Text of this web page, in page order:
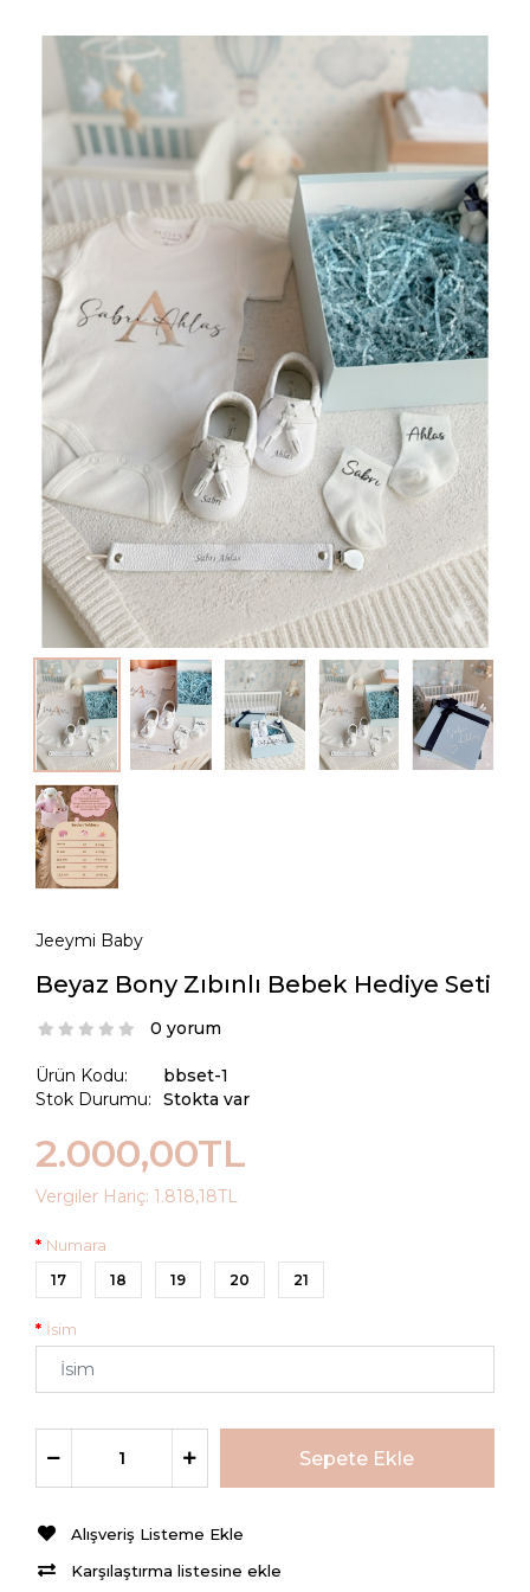
Jeeymi Baby
Beyaz Bony Zıbınlı Bebek Hediye Seti
0 yorum
Ürün Kodu:
Stok Durumu:
bbset-1
Stokta var
2.000,00TL
Vergiler Hariç: 1.818,18TL
Numara
17 18 19 20 21
İsim
Alışveriş Listeme Ekle
Karşılaştırma listesine ekle